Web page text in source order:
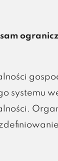
systemu